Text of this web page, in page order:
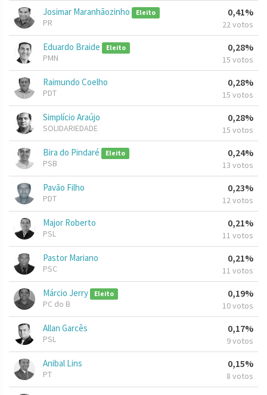
Josimar Maranhãozinho Eleito
PR
0,41%
22 votos
Eduardo Braide Eleito
PMN
0,28%
15 votos
Raimundo Coelho
PDT
0,28%
15 votos
Simplício Araújo
SOLIDARIEDADE
0,28%
15 votos
Bira do Pindaré Eleito
PSB
0,24%
13 votos
Pavão Filho
PDT
0,23%
12 votos
Major Roberto
PSL
0,21%
11 votos
Pastor Mariano
PSC
0,21%
11 votos
Márcio Jerry Eleito
PC do B
0,19%
10 votos
Allan Garcês
PSL
0,17%
9 votos
Anibal Lins
PT
0,15%
8 votos